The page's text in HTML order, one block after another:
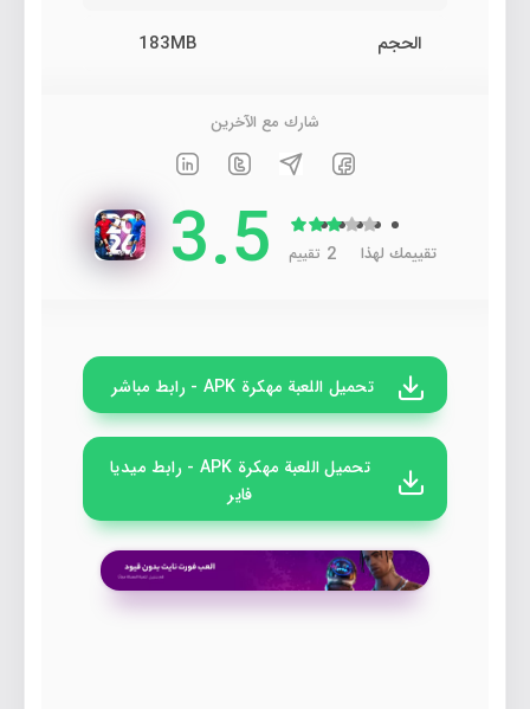
الحجم 183MB
شارك مع الآخرين
تقييمك لهذا 2 تقييم 3.5
تحميل اللعبة مهكرة APK - رابط مباشر
تحميل اللعبة مهكرة APK - رابط ميديا
فاير